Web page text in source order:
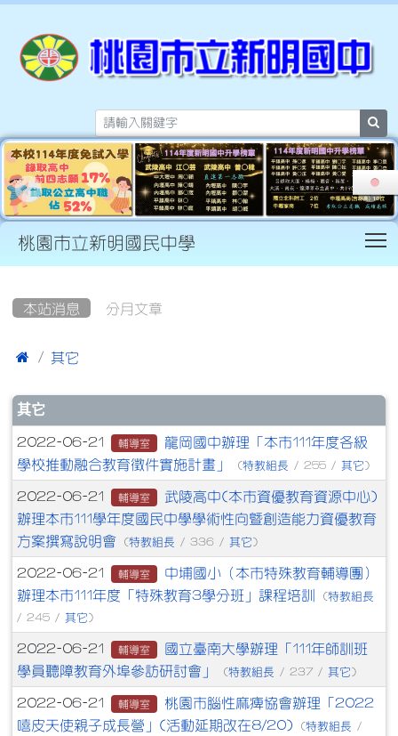
桃園市立新明國民中學
本站消息 分月文章
 其它
文章列表
其它
2022-06-21 輔導室
龍岡國中辦理「本市111年度各級
學校推動融合教育徵件實施計畫」
(特教組長 / 255 / 其它 )
2022-06-21 輔導室
武陵高中(本市資優教育資源中心)
辦理本市111學年度國民中學學術性向暨創造能力資優教育
方案撰寫說明會
(特教組長 / 336 / 其它 )
2022-06-21 輔導室
中埔國小（本市特殊教育輔導團）
辦理本市111年度「特殊教育3學分班」課程培訓
(特教組長
/ 245 / 其它 )
2022-06-21 輔導室
國立臺南大學辦理「111年師訓班
學員聽障教育外埠參訪研討會」
(特教組長 / 237 / 其它 )
2022-06-21 輔導室
桃園市腦性麻痺協會辦理「2022
嘻皮天使親子成長營」(活動延期改在8/20)
(特教組長 /